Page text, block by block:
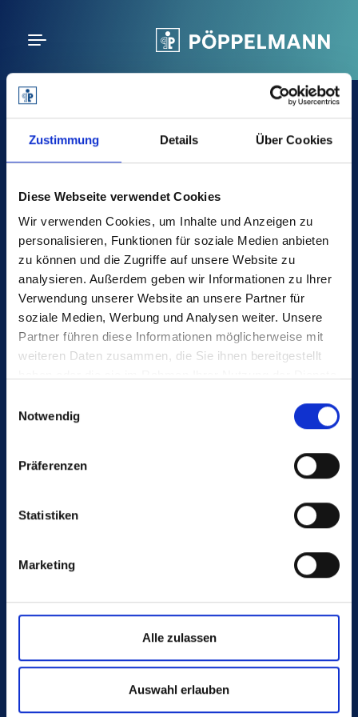
Zustimmung Details Über Cookies
Diese Webseite verwendet Cookies
Wir verwenden Cookies, um Inhalte und Anzeigen zu
personalisieren, Funktionen für soziale Medien anbieten
zu können und die Zugriffe auf unsere Website zu
analysieren. Außerdem geben wir Informationen zu Ihrer
Verwendung unserer Website an unsere Partner für
soziale Medien, Werbung und Analysen weiter. Unsere
Partner führen diese Informationen möglicherweise mit
weiteren Daten zusammen, die Sie ihnen bereitgestellt
Notwendig
Präferenzen
Statistiken
Marketing
Alle zulassen
Auswahl erlauben
Follow us
poeppelmann.com
Poppelmann Plastics USA LLC
2180 Heart Drive
Claremont, NC 28610
USA
Advice:
WE. CREATE. FUTURE.